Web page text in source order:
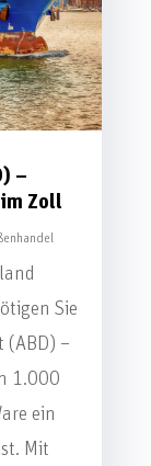
–
Zoll
Sie
(ABD) –
1.000
ein
Mit